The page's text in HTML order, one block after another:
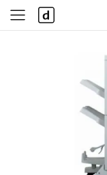
사
이
다
나
와